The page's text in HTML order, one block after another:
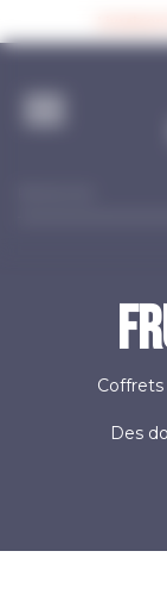

Des
Panneau de